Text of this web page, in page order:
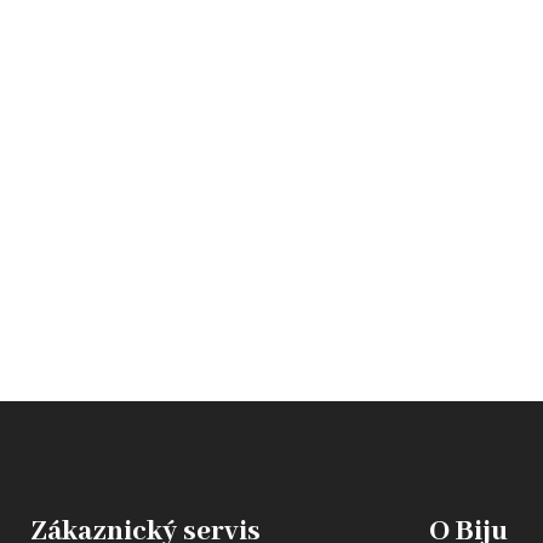
Zákaznický servis O Biju